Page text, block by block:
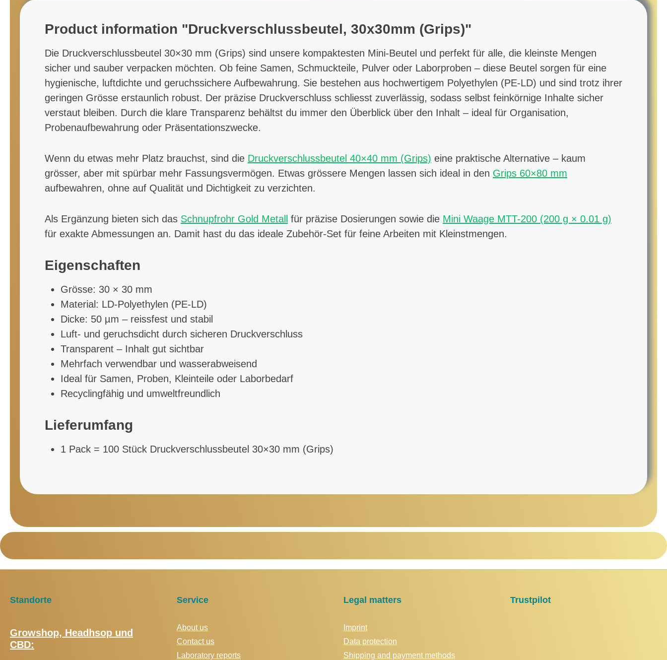
Product information "Druckverschlussbeutel, 30x30mm (Grips)"
Die Druckverschlussbeutel 30×30 mm (Grips) sind unsere kompaktesten Mini-Beutel und perfekt für alle, die kleinste Mengen
sicher und sauber verpacken möchten. Ob feine Samen, Schmuckteile, Pulver oder Laborproben – diese Beutel sorgen für eine
hygienische, luftdichte und geruchssichere Aufbewahrung. Sie bestehen aus hochwertigem Polyethylen (PE-LD) und sind trotz ihrer
geringen Grösse erstaunlich robust. Der präzise Druckverschluss schliesst zuverlässig, sodass selbst feinkörnige Inhalte sicher
verstaut bleiben. Durch die klare Transparenz behältst du immer den Überblick über den Inhalt – ideal für Organisation,
Probenaufbewahrung oder Präsentationszwecke.
Wenn du etwas mehr Platz brauchst, sind die Druckverschlussbeutel 40×40 mm (Grips) eine praktische Alternative – kaum
grösser, aber mit spürbar mehr Fassungsvermögen. Etwas grössere Mengen lassen sich ideal in den Grips 60×80 mm
aufbewahren, ohne auf Qualität und Dichtigkeit zu verzichten.
Als Ergänzung bieten sich das Schnupfrohr Gold Metall für präzise Dosierungen sowie die Mini Waage MTT-200 (200 g × 0.01 g)
für exakte Abmessungen an. Damit hast du das ideale Zubehör-Set für feine Arbeiten mit Kleinstmengen.
Eigenschaften
Grösse: 30 × 30 mm
Material: LD-Polyethylen (PE-LD)
Dicke: 50 µm – reissfest und stabil
Luft- und geruchsdicht durch sicheren Druckverschluss
Transparent – Inhalt gut sichtbar
Mehrfach verwendbar und wasserabweisend
Ideal für Samen, Proben, Kleinteile oder Laborbedarf
Recyclingfähig und umweltfreundlich
Lieferumfang
1 Pack = 100 Stück Druckverschlussbeutel 30×30 mm (Grips)
Standorte
Growshop, Headhsop und
CBD:
Service
About us
Contact us
Laboratory reports
Legal matters
Imprint
Data protection
Shipping and payment methods
Trustpilot